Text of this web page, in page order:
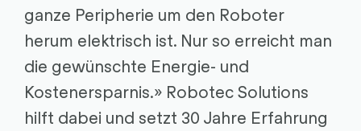
ganze Peripherie um den Roboter
herum elektrisch ist. Nur so erreicht man
die gewünschte Energie- und
Kostenersparnis.» Robotec Solutions
hilft dabei und setzt 30 Jahre Erfahrung